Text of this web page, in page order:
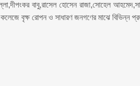
বাবু,রাসেল হোসেন রাজা,সোহেল
বৃক্ষ রোপন ও সাধারণ জনগণের মাঝে বিভিন্ন